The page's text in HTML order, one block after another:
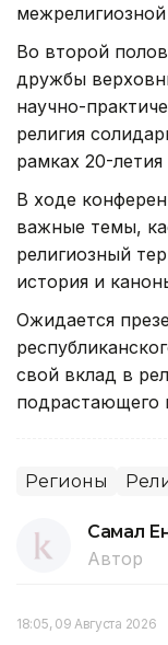
Во второй
дружбы
научно-
религия
рамках 20-
В ходе
важные темы,
религиозный
история и
Ожидается
свой вклад в
подрастающего
Регионы
Самал
Автор
18:05, 09 Августа 2026